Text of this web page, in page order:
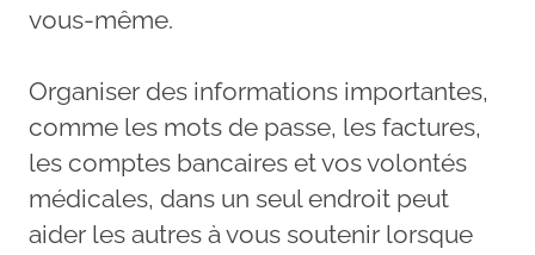
vous-même.
Organiser des informations importantes,
comme les mots de passe, les factures,
les comptes bancaires et vos volontés
médicales, dans un seul endroit peut
aider les autres à vous soutenir lorsque